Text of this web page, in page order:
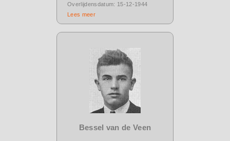
Overlijdensdatum: 15-12-1944
Lees meer
Bessel van de Veen